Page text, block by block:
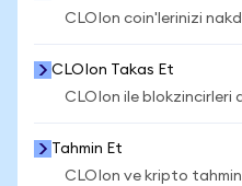
CLOIon coin'lerinizi
CLOIon Takas Et
CLOIon ile blokzincirleri
Tahmin Et
CLOIon ve kripto tahmin